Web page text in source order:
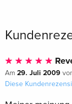
Am 29. Juli 2009
Diese